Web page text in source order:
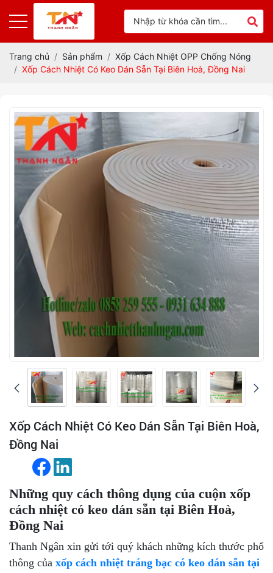
Trang chủ Sản phẩm
Xốp Cách Nhiệt OPP Chống Nóng
Xốp Cách Nhiệt Có Keo Dán Sẵn Tại Biên Hoà, Đồng Nai
Xốp Cách Nhiệt Có Keo Dán Sẵn Tại Biên Hoà,
Đồng Nai
Những quy cách thông dụng của cuộn xốp
cách nhiệt có keo dán sẵn tại Biên Hoà,
Đồng Nai
Thanh Ngân xin gửi tới quý khách những kích thước phổ
thông của xốp cách nhiệt tráng bạc có keo dán sẵn tại